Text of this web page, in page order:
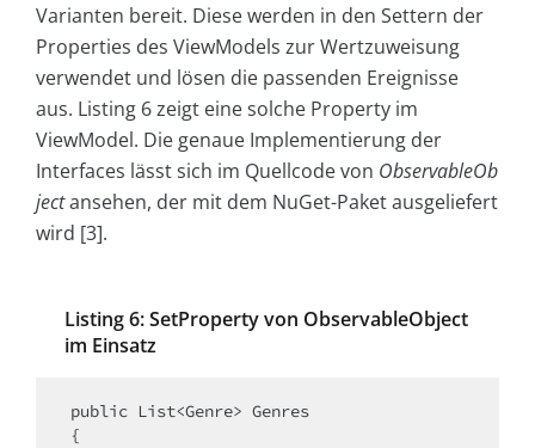
Varianten bereit. Diese werden in den Settern der
Properties des ViewModels zur Wertzuweisung
verwendet und lösen die passenden Ereignisse
aus. Listing 6 zeigt eine solche Property im
ViewModel. Die genaue Implementierung der
Interfaces lässt sich im Quellcode von ObservableOb
jectansehen, der mit dem NuGet-Paket ausgeliefert
wird [3].
Listing 6: SetProperty von ObservableObject
im Einsatz
public List<Genre> Genres
{